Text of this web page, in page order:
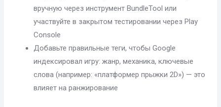
вручную через инструмент BundleTool или
участвуйте в закрытом тестировании через Play
Console
Добавьте правильные теги, чтобы Google
индексировал игру: жанр, механика, ключевые
слова (например: «платформер прыжки 2D») — это
влияет на ранжирование